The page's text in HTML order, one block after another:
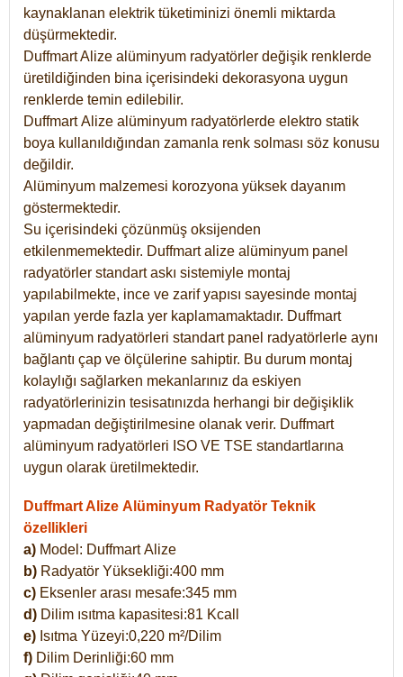
kaynaklanan elektrik tüketiminizi önemli miktarda
düşürmektedir.
Duffmart Alize alüminyum radyatörler değişik renklerde
üretildiğinden bina içerisindeki dekorasyona uygun
renklerde temin edilebilir.
DuffmartAlize alüminyum radyatörlerde elektro statik
boya kullanıldığından zamanla renk solması söz konusu
değildir.
Alüminyum malzemesi korozyona yüksek dayanım
göstermektedir.
Su içerisindeki çözünmüş oksijenden
etkilenmemektedir. Duffmart alize alüminyum panel
radyatörler standart askı sistemiyle montaj
yapılabilmekte, ince ve zarif yapısı sayesinde montaj
yapılan yerde fazla yer kaplamamaktadır. Duffmart
alüminyum radyatörleri standart panel radyatörlerle aynı
bağlantı çap ve ölçülerine sahiptir. Bu durum montaj
kolaylığı sağlarken mekanlarınız da eskiyen
radyatörlerinizin tesisatınızda herhangi bir değişiklik
yapmadan değiştirilmesine olanak verir. Duffmart
alüminyum radyatörleri ISO VE TSE standartlarına
uygun olarak üretilmektedir.
Duffmart Alize Alüminyum Radyatör Teknik
özellikleri
a) Model: DuffmartAlize
b) Radyatör Yüksekliği:400 mm
c) Eksenler arası mesafe:345 mm
d) Dilim ısıtma kapasitesi:81 Kcall
e) Isıtma Yüzeyi:0,220 m²/Dilim
f) Dilim Derinliği:60 mm